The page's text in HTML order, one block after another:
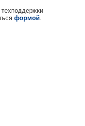
формой